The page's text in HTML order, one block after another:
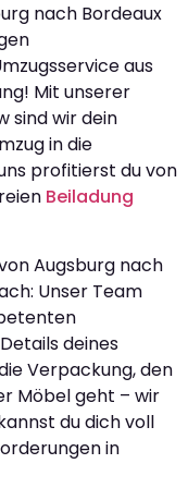
nach Bordeaux
aus
Mit unserer
sind wir dein
in die
profitierst du von
Beiladung
Augsburg nach
Unser Team
deines
Verpackung, den
Möbel geht – wir
du dich voll
in